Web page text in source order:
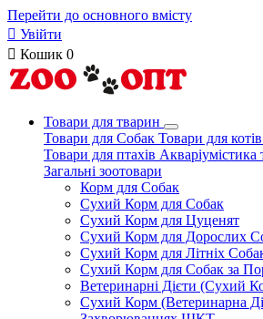
Перейти до основного вмісту
 Увійти
 Кошик 0
Товари для тварин
Товари для Собак Товари для котів
Товари для птахів Акваріумістика
Загальні зоотовари
Корм для Собак
Сухий Корм для Собак
Сухий Корм для Цуценят
Сухий Корм для Дорослих
Сухий Корм для Літніх
Сухий Корм для Собак за
Ветеринарні Дієти (Сухий
Сухий Корм (Ветеринарна